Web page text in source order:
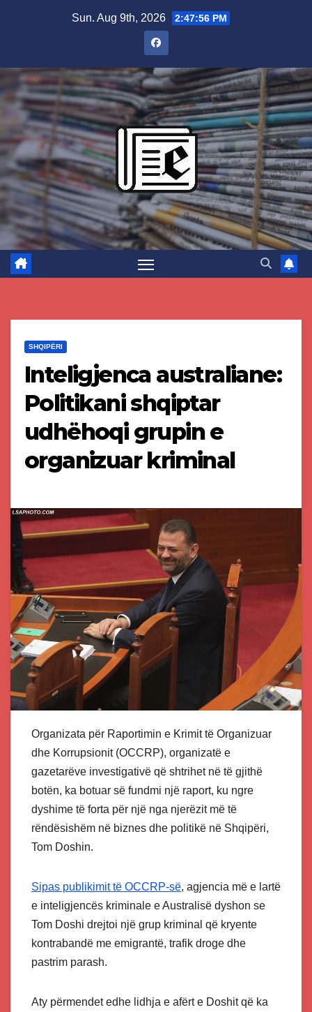
Sun. Aug 9th, 2026 2:47:57 PM
SHQIPËRI
Inteligjenca australiane:
Politikani shqiptar
udhëhoqi grupin e
organizuar kriminal
Organizata për Raportimin e Krimit të Organizuar
dhe Korrupsionit (OCCRP), organizatë e
gazetarëve investigativë që shtrihet në të gjithë
botën, ka botuar së fundmi një raport, ku ngre
dyshime të forta për një nga njerëzit më të
rëndësishëm në biznes dhe politikë në Shqipëri,
Tom Doshin.
Sipas publikimit të OCCRP-së, agjencia më e lartë
e inteligjencës kriminale e Australisë dyshon se
Tom Doshi drejtoi një grup kriminal që kryente
kontrabandë me emigrantë, trafik droge dhe
pastrim parash.
Aty përmendet edhe lidhja e afërt e Doshit që ka